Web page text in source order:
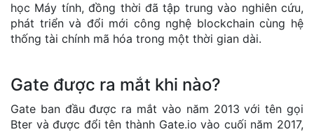
học Máy tính, đồng thời đã tập trung vào nghiên cứu,
phát triển và đổi mới công nghệ blockchain cùng hệ
thống tài chính mã hóa trong một thời gian dài.
Gate được ra mắt khi nào?
Gate ban đầu được ra mắt vào năm 2013 với tên gọi
Bter và được đổi tên thành Gate.io vào cuối năm 2017,